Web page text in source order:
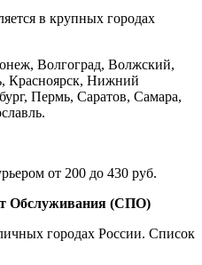
в крупных городах
Волгоград, Волжский,
Красноярск, Нижний
Пермь, Саратов, Самара,
от 200 до 430 руб.
Обслуживания (СПО)
городах России. Список